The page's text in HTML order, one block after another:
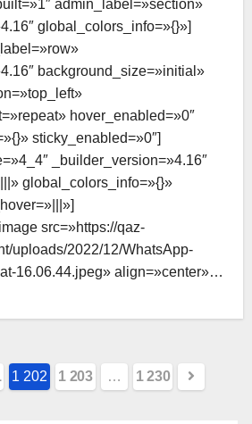
admin_label=»section»
global_colors_info=»{}»]
background_size=»initial»
hover_enabled=»0″
sticky_enabled=»0″]
_builder_version=»4.16″
global_colors_info=»{}»
src=»https://qaz-
uploads/2022/12/WhatsApp-
16.06.44.jpeg» align=»center»…
1 202 1 203 … 1 230